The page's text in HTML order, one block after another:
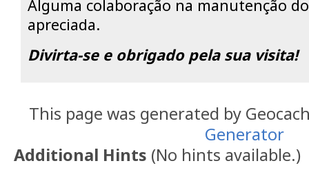
Alguma colaboração na manutenção
apreciada.
Divirta-se e obrigado pela sua visita!
This page was generated by
Generator
Additional Hints (No hints available.)